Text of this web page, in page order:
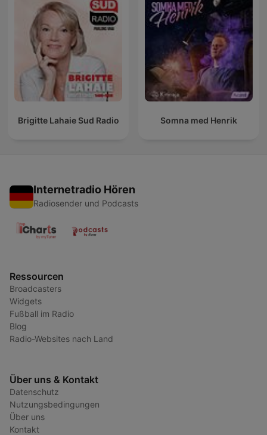
Brigitte Lahaie Sud Radio Somna med Henrik
Internetradio Hören
Radiosender und Podcasts
Ressourcen
Broadcasters
Widgets
Fußball im Radio
Blog
Radio-Websites nach Land
Über uns & Kontakt
Datenschutz
Nutzungsbedingungen
Über uns
Kontakt